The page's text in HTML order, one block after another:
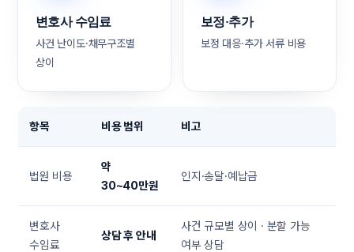
변호사 수임료
사건 난이도·채무구조별
상이
보정·추가
보정 대응·추가 서류 비용
항목 비용 범위 비고
법원 비용
약
30~40만원
인지·송달·예납금
변호사
수임료
상담 후 안내
사건 규모별 상이 · 분할 가능
여부 상담